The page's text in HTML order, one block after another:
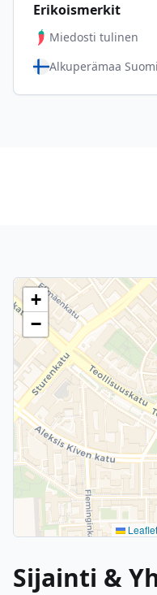
Erikoismerkit
Miedosti tulinen
Alkuperämaa Suomi
+
−
Leaflet
Sijainti &